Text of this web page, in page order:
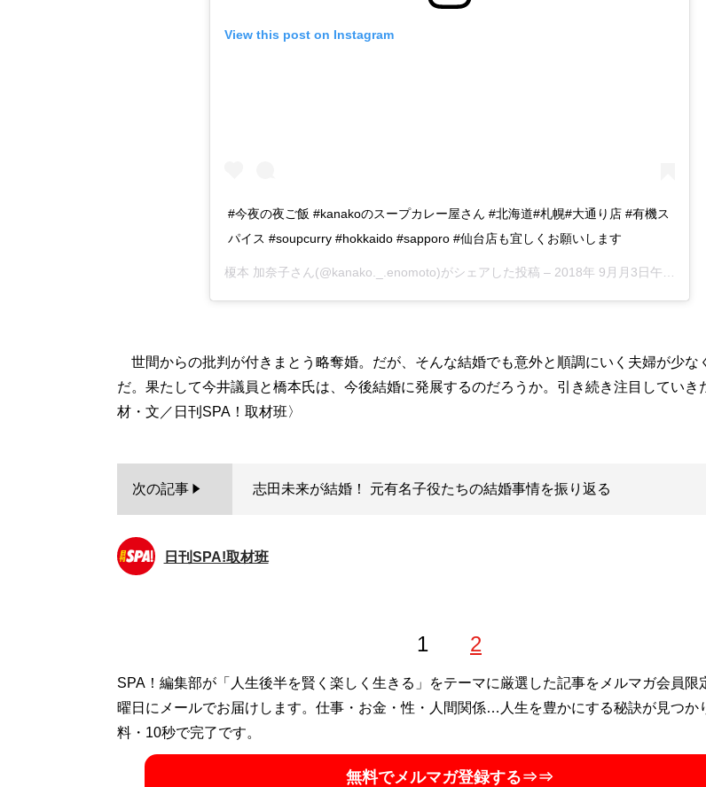
View this post on Instagram
#今夜の夜ご飯 #kanakoのスープカレー屋さん #北海道#札幌#大通り店 #有機ス
パイス #soupcurry #hokkaido #sapporo #仙台店も宜しくお願いします
榎本 加奈子さん(@kanako._.enomoto)がシェアした投稿 – 2018年 9月月3日午前3時41分PDT
世間からの批判が付きまとう略奪婚。だが、そんな結婚でも意外と順調にいく夫婦が少な
だ。果たして今井議員と橋本氏は、今後結婚に発展するのだろうか。引き続き注目していき
次の記事 志田未来が結婚！ 元有名子役たちの結婚事情を振り返る
日刊SPA!取材班
1 2
SPA！編集部が「人生後半を賢く楽しく生きる」をテーマに厳選した記事をメルマガ会員限
曜日にメールでお届けします。仕事・お金・性・人間関係…人生を豊かにする秘訣が見つか
料・10秒で完了です。
無料でメルマガ登録する⇒⇒